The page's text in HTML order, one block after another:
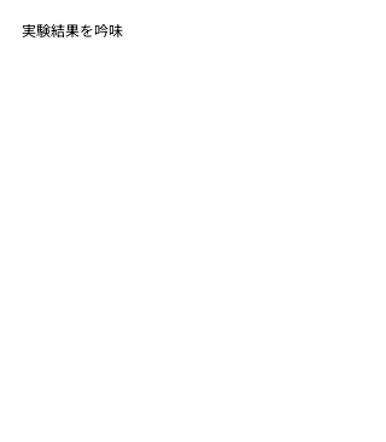
実験結果を吟味